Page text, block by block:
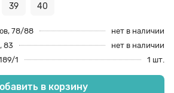
39 40
78/88
нет в наличии
83
нет в наличии
1
1 шт.
в корзину